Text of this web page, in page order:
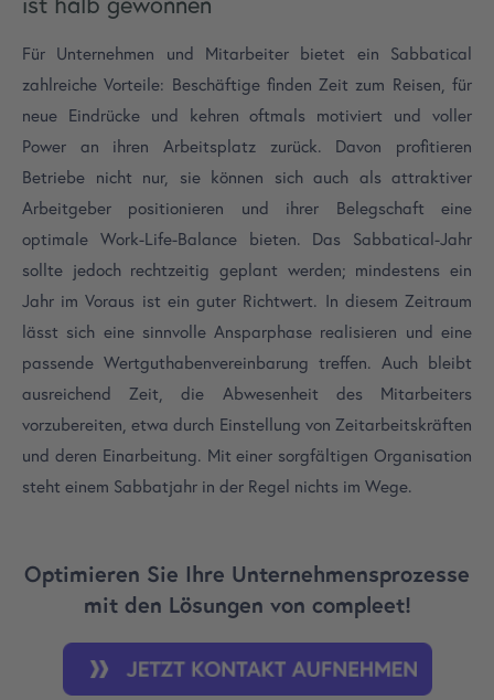
Für Unternehmen und Mitarbeiter bietet ein Sabbatical
zahlreiche Vorteile: Beschäftige finden Zeit zum Reisen, für
neue Eindrücke und kehren oftmals motiviert und voller
Power an ihren Arbeitsplatz zurück. Davon profitieren
Betriebe nicht nur, sie können sich auch als attraktiver
Arbeitgeber positionieren und ihrer Belegschaft eine
optimale Work-Life-Balance bieten. Das Sabbatical-Jahr
sollte jedoch rechtzeitig geplant werden; mindestens ein
Jahr im Voraus ist ein guter Richtwert. In diesem Zeitraum
lässt sich eine sinnvolle Ansparphase realisieren und eine
passende Wertguthabenvereinbarung treffen. Auch bleibt
ausreichend Zeit, die Abwesenheit des Mitarbeiters
vorzubereiten, etwa durch Einstellung von Zeitarbeitskräften
und deren Einarbeitung. Mit einer sorgfältigen Organisation
steht einem Sabbatjahr in der Regel nichts im Wege.
Optimieren Sie Ihre Unternehmensprozesse
mit den Lösungen von compleet!